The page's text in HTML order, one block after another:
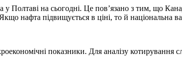
на сьогодні. Це пов’язано з тим, що
нафта підвищується в ціні, то й національна
показники. Для аналізу котирування